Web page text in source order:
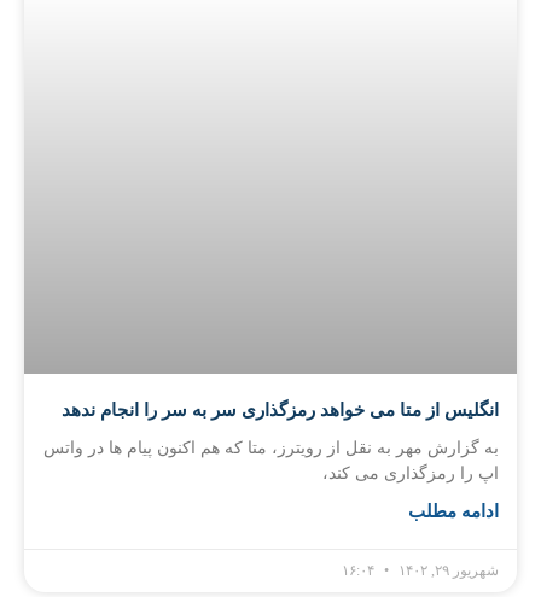
انگلیس از متا می خواهد رمزگذاری سر به سر را انجام ندهد
به گزارش مهر به نقل از رویترز، متا که هم اکنون پیام ها در واتس
اپ را رمزگذاری می کند،
ادامه مطلب
شهریور ۲۹, ۱۴۰۲